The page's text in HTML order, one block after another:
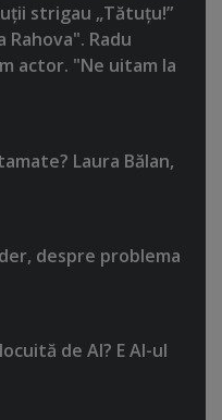
strigau „Tătuţu!”
Rahova". Radu
actor. "Ne uitam la
Laura Bălan,
despre problema
de AI? E AI-ul